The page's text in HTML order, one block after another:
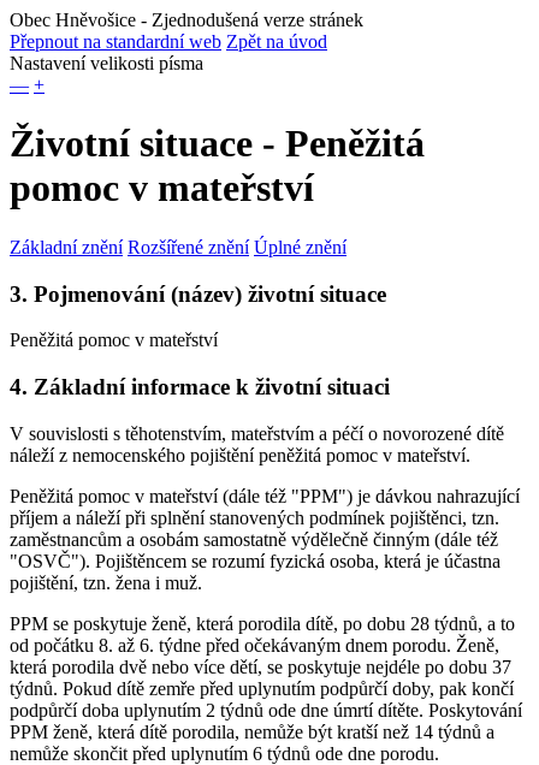
Obec Hněvošice - Zjednodušená verze stránek
Přepnout na standardní web Zpět na úvod
Nastavení velikosti písma
— +
Životní situace - Peněžitá
pomoc v mateřství
Základní znění Rozšířené znění Úplné znění
3. Pojmenování (název) životní situace
Peněžitá pomoc v mateřství
4. Základní informace k životní situaci
V souvislosti s těhotenstvím, mateřstvím a péčí o novorozené dítě
náleží z nemocenského pojištění peněžitá pomoc v mateřství.
Peněžitá pomoc v mateřství (dále též "PPM") je dávkou nahrazující
příjem a náleží při splnění stanovených podmínek pojištěnci, tzn.
zaměstnancům a osobám samostatně výdělečně činným (dále též
"OSVČ"). Pojištěncem se rozumí fyzická osoba, která je účastna
pojištění, tzn. žena i muž.
PPM se poskytuje ženě, která porodila dítě, po dobu 28 týdnů, a to
od počátku 8. až 6. týdne před očekávaným dnem porodu. Ženě,
která porodila dvě nebo více dětí, se poskytuje nejdéle po dobu 37
týdnů. Pokud dítě zemře před uplynutím podpůrčí doby, pak končí
podpůrčí doba uplynutím 2 týdnů ode dne úmrtí dítěte. Poskytování
PPM ženě, která dítě porodila, nemůže být kratší než 14 týdnů a
nemůže skončit před uplynutím 6 týdnů ode dne porodu.